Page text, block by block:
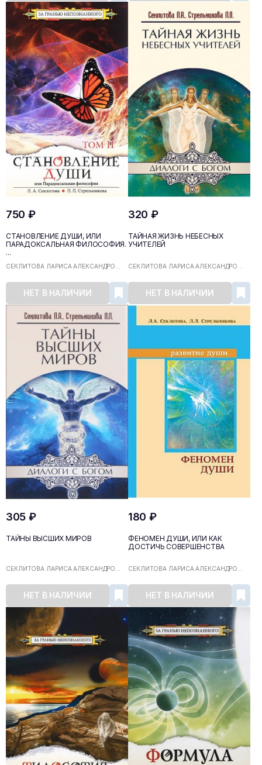
750 ₽
СТАНОВЛЕНИЕ ДУШИ, ИЛИ
ПАРАДОКСАЛЬНАЯ ФИЛОСОФИЯ.
...
СЕКЛИТОВА ЛАРИСА АЛЕКСАНДРО...
НЕТ В НАЛИЧИИ
320 ₽
ТАЙНАЯ ЖИЗНЬ НЕБЕСНЫХ
УЧИТЕЛЕЙ
СЕКЛИТОВА ЛАРИСА АЛЕКСАНДРО...
НЕТ В НАЛИЧИИ
305 ₽
ТАЙНЫ ВЫСШИХ МИРОВ
СЕКЛИТОВА ЛАРИСА АЛЕКСАНДРО...
НЕТ В НАЛИЧИИ
180 ₽
ФЕНОМЕН ДУШИ, ИЛИ КАК
ДОСТИЧЬ СОВЕРШЕНСТВА
СЕКЛИТОВА ЛАРИСА АЛЕКСАНДРО...
НЕТ В НАЛИЧИИ